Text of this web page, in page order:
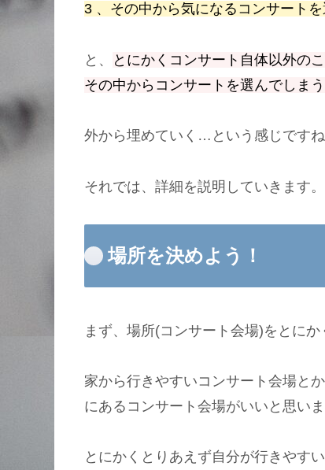
3 、その中から気になるコンサートを
と、
とにかくコンサート自体以外の
その中からコンサートを選んでしま
外から埋めていく…という感じですね
それでは、詳細を説明していきます。
場所を決めよう！
まず、場所(コンサート会場)をとにか
家から行きやすいコンサート会場と
にあるコンサート会場がいいと思いま
とにかくとりあえず自分が行きやす